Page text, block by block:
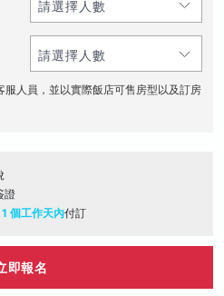
人員，並以實際飯店可售房型以及訂房
證
1 個工作天內付訂
即報名